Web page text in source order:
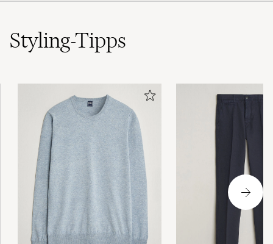
Styling-Tipps